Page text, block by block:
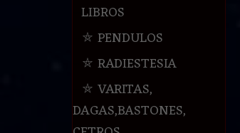
LIBROS
⛤ PENDULOS
⛤ RADIESTESIA
⛤ VARITAS,
DAGAS,BASTONES,